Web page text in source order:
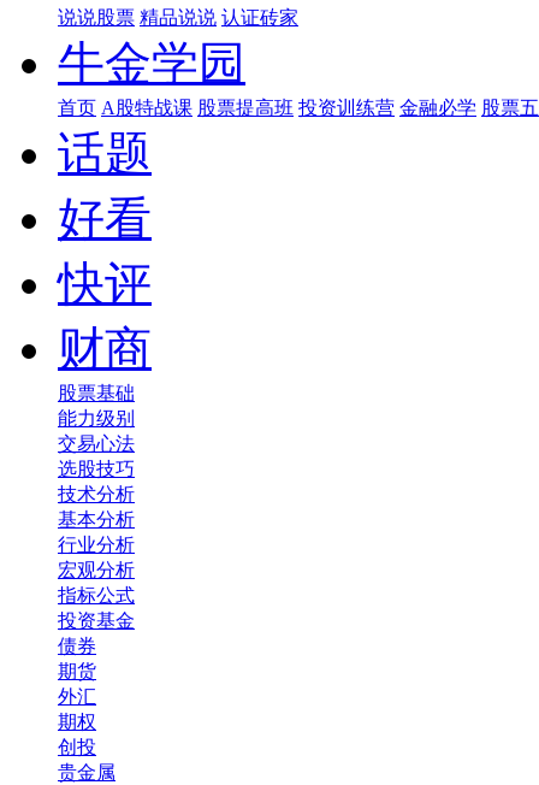
说说股票 精品说说 认证砖家
牛金学园
首页 A股特战课 股票提高班 投资训练营 金融必学 股票
话题
好看
快评
财商
股票基础
能力级别
交易心法
选股技巧
技术分析
基本分析
行业分析
宏观分析
指标公式
投资基金
债券
期货
外汇
期权
创投
贵金属